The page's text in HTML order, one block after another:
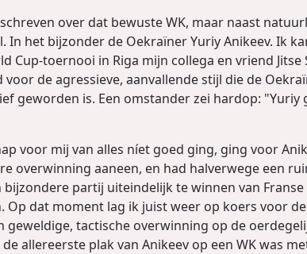
over dat bewuste WK, maar naast
In het bijzonder de Oekraïner Yuriy Anikeev. Ik
Cup-toernooi in Riga mijn collega en vriend
de agressieve, aanvallende stijl die de
geworden is. Een omstander zei hardop: "Yuriy
voor mij van alles níet goed ging, ging voor
overwinning aaneen, en had halverwege een
partij uiteindelijk te winnen van
dat moment lag ik juist weer op koers voor
geweldige, tactische overwinning op de
allereerste plak van Anikeev op een WK was